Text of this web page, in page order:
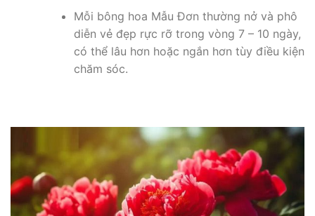
Mỗi bông hoa Mẫu Đơn thường nở và phô
diễn vẻ đẹp rực rỡ trong vòng 7 – 10 ngày,
có thể lâu hơn hoặc ngắn hơn tùy điều kiện
chăm sóc.